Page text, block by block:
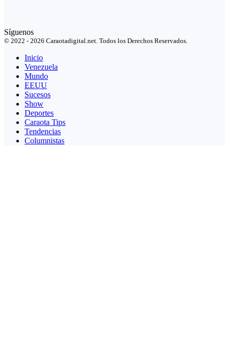
Síguenos
© 2022 - 2026 Caraotadigital.net. Todos los Derechos Reservados.
Inicio
Venezuela
Mundo
EEUU
Sucesos
Show
Deportes
Caraota Tips
Tendencias
Columnistas